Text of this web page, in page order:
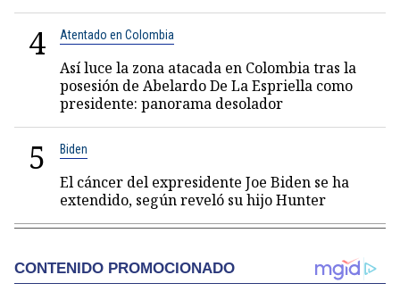
4 Atentado en Colombia
Así luce la zona atacada en Colombia tras la
posesión de Abelardo De La Espriella como
presidente: panorama desolador
5 Biden
El cáncer del expresidente Joe Biden se ha
extendido, según reveló su hijo Hunter